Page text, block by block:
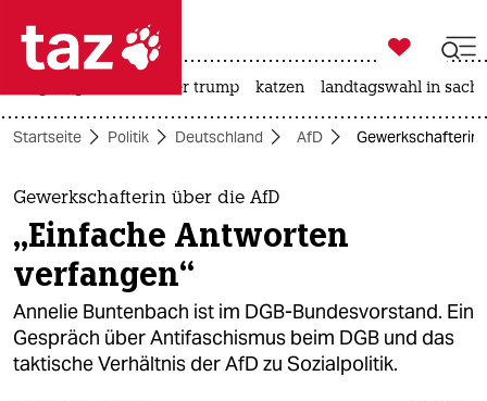
 taz zahl ich
taz zahl ich
themen
politik
öko
gesellschaft

taz zahl ich
usa unter trump katzen landtagswahl in
Startseite Politik Deutschland AfD Gewerkschafterin
Gewerkschafterin über die AfD
„Einfache Antworten
verfangen“
Annelie Buntenbach ist im DGB-Bundesvorstand. Ein
Gespräch über Antifaschismus beim DGB und das
taktische Verhältnis der AfD zu Sozialpolitik.